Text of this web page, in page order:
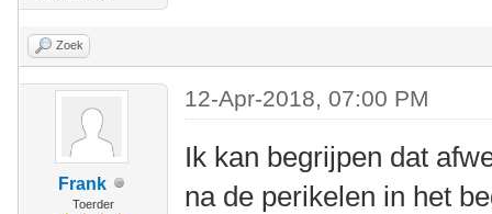
Zoek
Frank
Toerder
12-Apr-2018, 07:00 PM
Ik kan begrijpen dat
na de perikelen in het